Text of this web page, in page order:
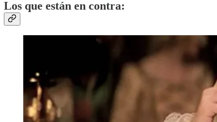
Los que están en contra: